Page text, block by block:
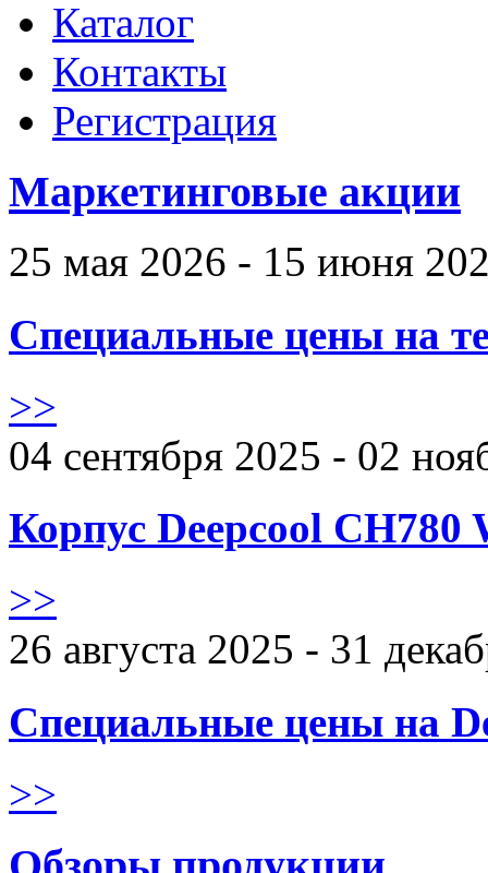
Каталог
Контакты
Регистрация
Маркетинговые акции
25 мая 2026 - 15 июня
Специальные цены на
>>
04 сентября 2025 - 02
Корпус Deepcool CH780
>>
26 августа 2025 - 31
Специальные цены на
>>